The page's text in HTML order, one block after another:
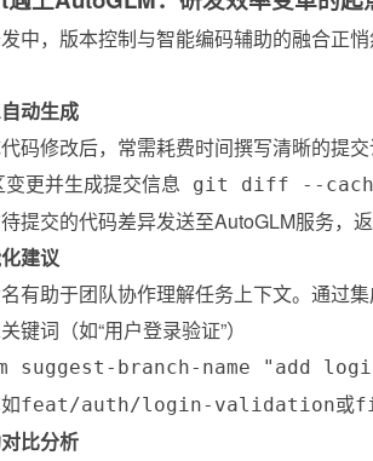
中，版本控制与智能编码辅助的融合正
动生成
码修改后，常需耗费时间撰写清晰的提
变更并生成提交信息 git diff --
提交的代码差异发送至AutoGLM服务，
建议
有助于团队协作理解任务上下文。通过
键词（如“用户登录验证”）
suggest-branch-name "add
feat/auth/login-validation或
比分析